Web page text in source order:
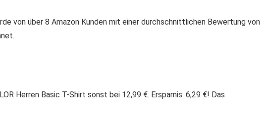
von über 8 Amazon Kunden mit einer durchschnittlichen Bewertung von
Herren Basic T-Shirt sonst bei 12,99 €. Ersparnis: 6,29 €! Das